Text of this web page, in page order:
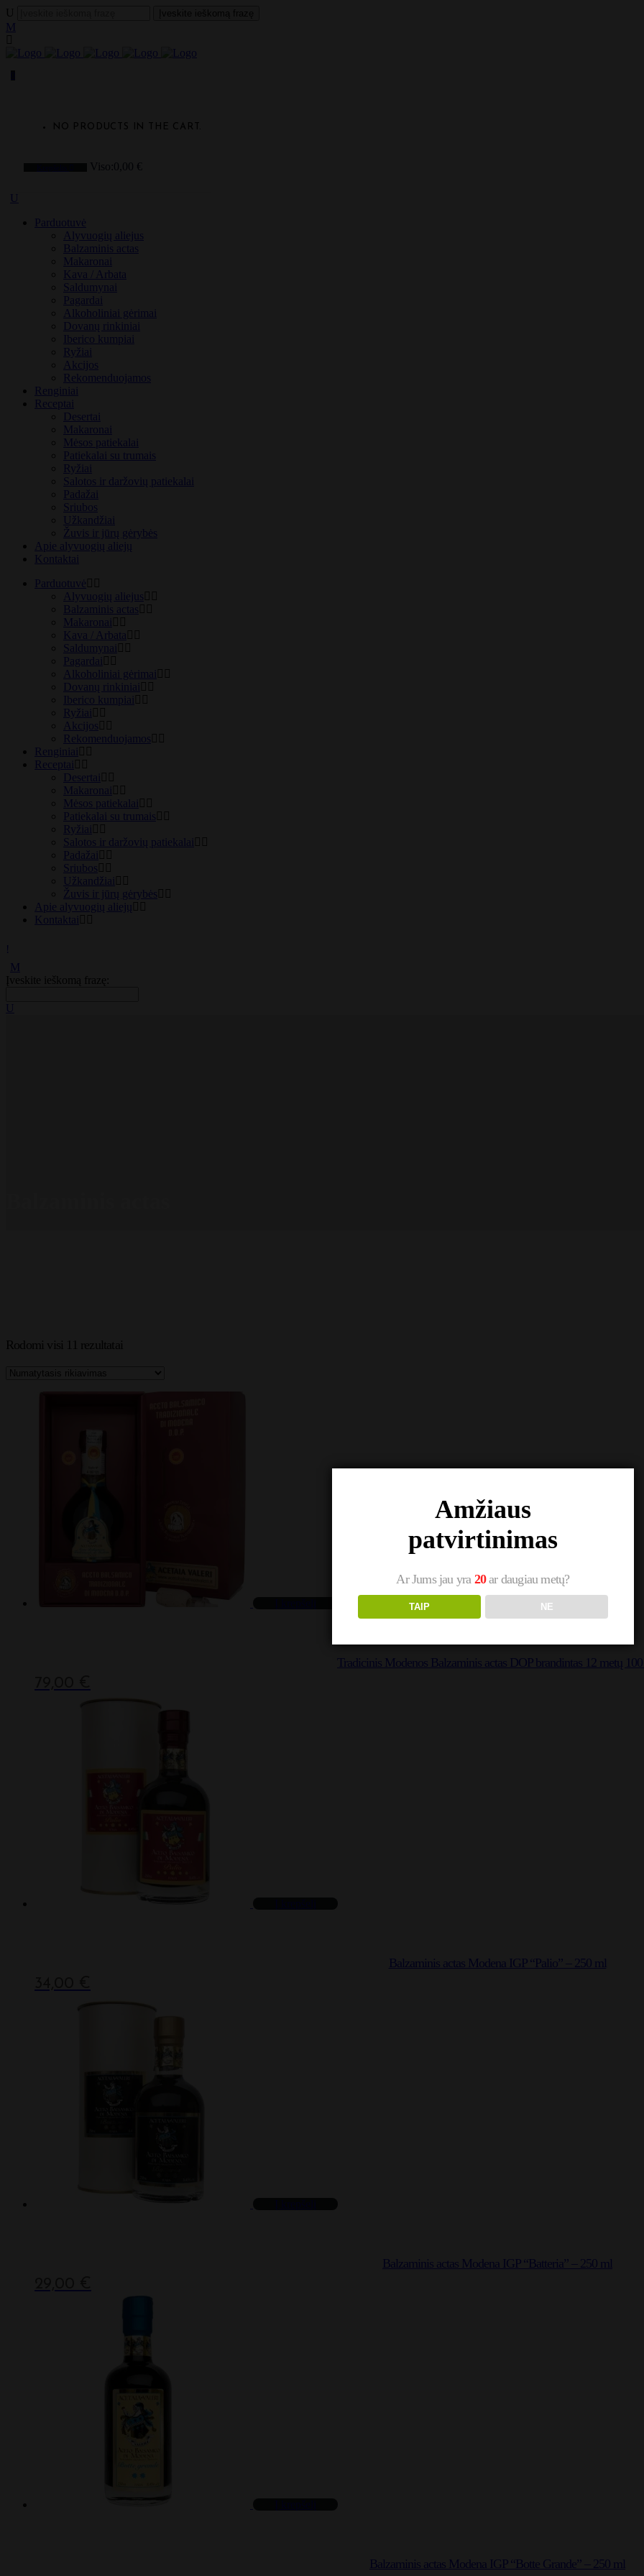
NO PRODUCTS IN THE CART.
Viso: 0,00 €
Parduotuvė
Alyvuogių aliejus
Balzaminis actas
Makaronai
Kava / Arbata
Saldumynai
Pagardai
Alkoholiniai gėrimai
Dovanų rinkiniai
Iberico kumpiai
Ryžiai
Akcijos
Rekomenduojamos
Renginiai
Receptai
Desertai
Makaronai
Mėsos patiekalai
Patiekalai su trumais
Ryžiai
Salotos ir daržovių patiekalai
Padažai
Sriubos
Užkandžiai
Žuvis ir jūrų gėrybės
Apie alyvuogių aliejų
Kontaktai
Parduotuvė
Alyvuogių aliejus
Balzaminis actas
Makaronai
Kava / Arbata
Saldumynai
Pagardai
Alkoholiniai gėrimai
Dovanų rinkiniai
Iberico kumpiai
Ryžiai
Akcijos
Rekomenduojamos
Renginiai
Receptai
Desertai
Makaronai
Mėsos patiekalai
Patiekalai su trumais
Ryžiai
Salotos ir daržovių patiekalai
Padažai
Sriubos
Užkandžiai
Žuvis ir jūrų gėrybės
Apie alyvuogių aliejų
Kontaktai
Įveskite ieškomą frazę:
Rodomi visi 11 rezultatai
Tradicinis Modenos Balzaminis actas DOP brandintas 12 metų
Balzaminis actas Modena IGP “Palio” – 250 ml
Balzaminis actas Modena IGP “Batteria” – 250 ml
Balzaminis actas Modena IGP “Botte Grande” – 250 ml
Amžiaus
patvirtinimas
Ar Jums jau yra 20ar daugiau metų?
TAIP NE